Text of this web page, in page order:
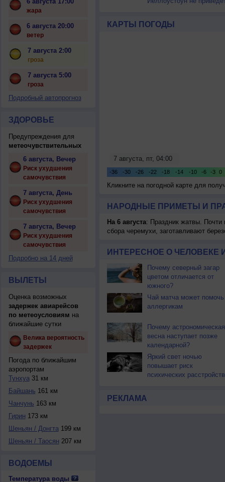
жара
6 августа 20:00
ветер
7 августа 2:00
гроза
7 августа 5:00
гроза
Подробный автопрогноз
ЗДОРОВЬЕ
Предупреждения для
метеочувствительных
6 августа, Вечер
Риск ухудшения
самочувствия
7 августа, День
Риск ухудшения
самочувствия
7 августа, Вечер
Риск ухудшения
самочувствия
Подробно на 14 дней
ВЫЛЕТЫ
Оценка возможных
задержек авиарейсов
по метеоусловиям на
ближайшие сутки
Велика вероятность
задержек
Погода по ближайшим
аэропортам
Тунхуа31 км
Байшань 161 км
Чанчунь 163 км
Гирин 173 км
Шеньян / Донгта199 км
Шеньян / Таосян 207 км
ВОДОЕМЫ
Температура воды
КАРТЫ ПОГОДЫ
Кликните на погодной карте для
НАРОДНЫЕ ПРИМЕТЫ И
На 6 августа: Праздник жатвы. Почти
сбора черемухи, заготавливают
ИНТЕРЕСНОЕ О ЧЕЛОВЕКЕ
Почему северный загар
цветом отличается от
южного?
Чай матча может помочь
аллергикам
Почему астрономическая
весна наступает позже
календарной?
Яркий свет ночью
повышает риск
психических расстройств
РЕКЛАМА